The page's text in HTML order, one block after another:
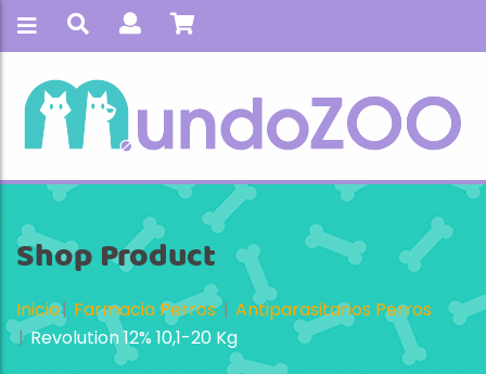
Shop Product
Inicio Farmacia Perros
Antiparasitarios Perros
Revolution 12% 10,1-20 Kg